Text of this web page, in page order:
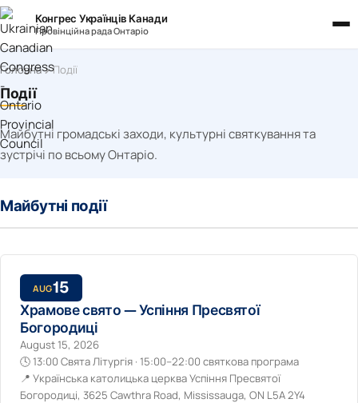
Конгрес Українців Канади
Провінційна рада Онтаріо
Головна Події
Події
Майбутні громадські заходи, культурні святкування та
зустрічі по всьому Онтаріо.
Майбутні події
AUG15
Храмове свято — Успіння Пресвятої
Богородиці
August 15, 2026
13:00 Свята Літургія · 15:00–22:00 святкова програма
Українська католицька церква Успіння Пресвятої
Богородиці, 3625 Cawthra Road, Mississauga, ON L5A 2Y4